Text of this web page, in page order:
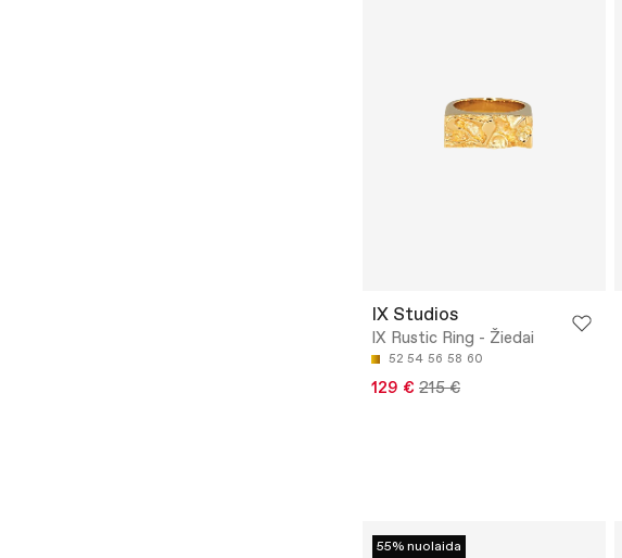
IX Studios
IX Rustic Ring - Žiedai
52 54 56 58 60
129 € 215 €
55% nuolaida